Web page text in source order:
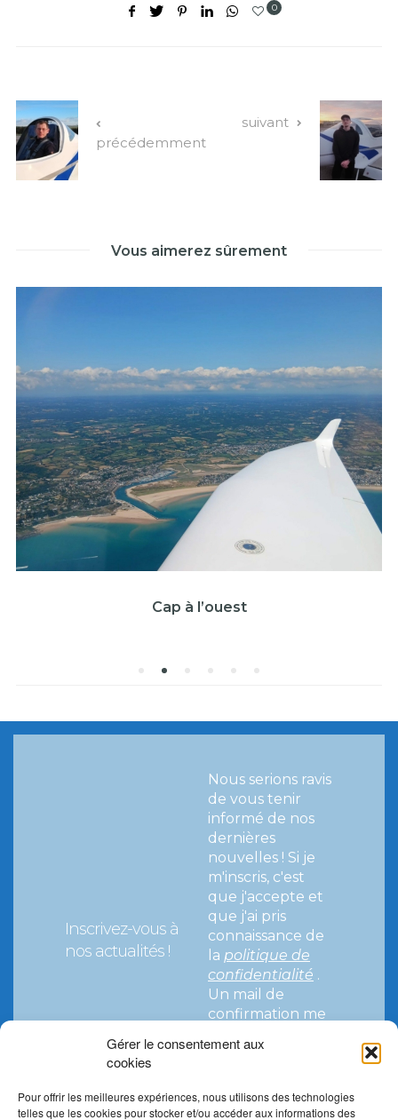
Gérer le consentement aux
cookies
Pour offrir les meilleures expériences, nous utilisons des technologies
telles que les cookies pour stocker et/ou accéder aux informations des
0
précédemment
suivant
Vous aimerez sûrement
Cap à l’ouest
Inscrivez-vous à
nos actualités !
Nous serions ravis
de vous tenir
informé de nos
dernières
nouvelles ! Si je
m'inscris, c'est
que j'accepte et
que j'ai pris
connaissance de
la politique de
confidentialité .
Un mail de
confirmation me
valider mon